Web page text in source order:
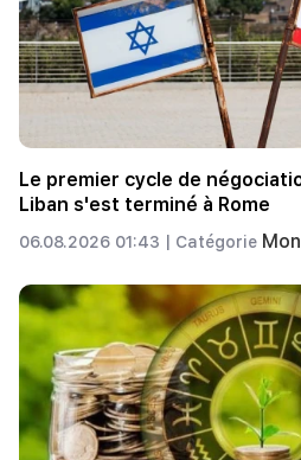
Le premier cycle de
Liban s'est terminé à Rome
06.08.2026 01:43 | Catégorie